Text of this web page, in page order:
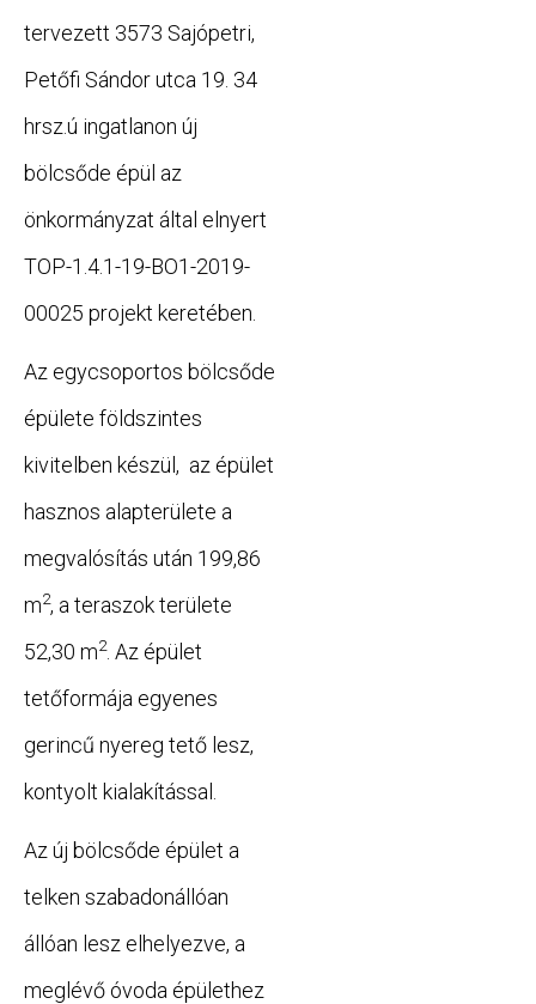
tervezett 3573 Sajópetri,
Petőfi Sándor utca 19. 34
hrsz.ú ingatlanon új
bölcsőde épül az
önkormányzat által elnyert
TOP-1.4.1-19-BO1-2019-
00025 projekt keretében.
Az egycsoportos bölcsőde
épülete földszintes
kivitelben készül, az épület
hasznos alapterülete a
megvalósítás után 199,86
m2, a teraszok területe
52,30 m2. Az épület
tetőformája egyenes
gerincű nyereg tető lesz,
kontyolt kialakítással.
Az új bölcsőde épület a
telken szabadonállóan
állóan lesz elhelyezve, a
meglévő óvoda épülethez